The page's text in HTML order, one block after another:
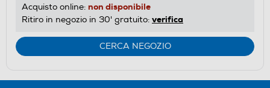
Acquisto online: non disponibile
Ritiro in negozio in 30' gratuito: verifica
CERCA NEGOZIO